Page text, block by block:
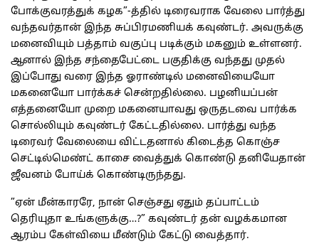
போக்குவரத்துக் கழக”-த்தில் டிரைவராக வேலை பார்த்து
வந்தவர்தான் இந்த சுப்பிரமணியக் கவுண்டர். அவருக்கு
மனைவியும் பத்தாம் வகுப்பு படிக்கும் மகனும் உள்ளனர்.
ஆனால் இந்த சந்தைபேட்டை பகுதிக்கு வந்தது முதல்
இப்போது வரை இந்த ஓராண்டில் மனைவியையோ
மகனையோ பார்க்கச் சென்றதில்லை. பழனியப்பன்
எத்தனையோ முறை மகனையாவது ஒருதடவை பார்க்க
சொல்லியும் கவுண்டர் கேட்டதில்லை. பார்த்து வந்த
டிரைவர் வேலையை விட்டதனால் கிடைத்த கொஞ்ச
செட்டில்மெண்ட் காசை வைத்துக் கொண்டு தனியேதான்
ஜீவனம் போய்க் கொண்டிருந்தது.
”ஏன் மீன்காரரே, நான் செஞ்சது ஏதும் தப்பாட்டம்
தெரியுதா உங்களுக்கு…?” கவுண்டர் தன் வழக்கமான
ஆரம்ப கேள்வியை மீண்டும் கேட்டு வைத்தார்.